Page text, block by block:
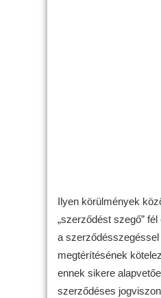
Ilyen körülmények
„szerződést szegő”
a
megtérítésének
ennek sikere
szerződéses